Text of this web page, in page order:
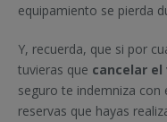
equipamiento se pierda
Y, recuerda, que si por
tuvieras que cancelar el
seguro te indemniza
reservas que hayas